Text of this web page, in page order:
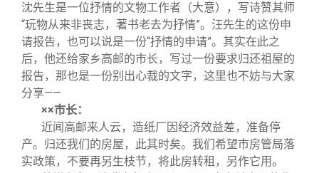
沈先生是一位抒情的文物工作者（大意），写诗赞其师
“玩物从来非丧志，著书老去为抒情”。汪先生的这份申
请报告，也可以说是一份“抒情的申请”。其实在此之
后，他还给家乡高邮的市长，写过一份要求归还祖屋的
报告，那也是一份别出心裁的文字，这里也不妨与大家
分享——
××市长：
近闻高邮来人云，造纸厂因经济效益差，准备停
产。归还我们的房屋，此其时矣。我们希望市房管局落
实政策，不要再另生枝节，将此房转租，另作它用。